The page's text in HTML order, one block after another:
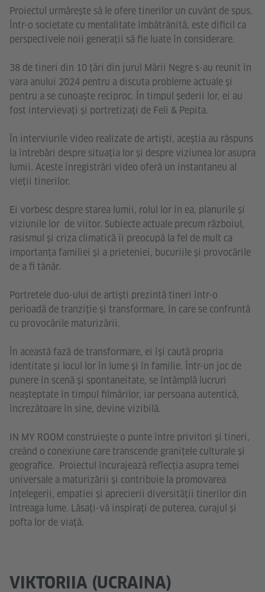
Proiectul urmărește să le ofere tinerilor un cuvânt de spus.
Într-o societate cu mentalitate îmbătrânită, este dificil ca
perspectivele noii generații să fie luate în considerare.
38 de tineri din 10 țări din jurul Mării Negre s-au reunit în
vara anului 2024 pentru a discuta probleme actuale și
pentru a se cunoaște reciproc. În timpul șederii lor, ei au
fost intervievați și portretizați de Feli & Pepita.
În interviurile video realizate de artiști, aceștia au răspuns
la întrebări despre situația lor și despre viziunea lor asupra
lumii. Aceste înregistrări video oferă un instantaneu al
vieții tinerilor.
Ei vorbesc despre starea lumii, rolul lor în ea, planurile și
viziunile lor de viitor. Subiecte actuale precum războiul,
rasismul și criza climatică îi preocupă la fel de mult ca
importanța familiei și a prieteniei, bucuriile și provocările
de a fi tânăr.
Portretele duo-ului de artiști prezintă tineri într-o
perioadă de tranziție și transformare, în care se confruntă
cu provocările maturizării.
În această fază de transformare, ei își caută propria
identitate și locul lor în lume și în familie. Într-un joc de
punere în scenă și spontaneitate, se întâmplă lucruri
neașteptate în timpul filmărilor, iar persoana autentică,
încrezătoare în sine, devine vizibilă.
IN MY ROOM construiește o punte între privitori și tineri,
creând o conexiune care transcende granițele culturale și
geografice. Proiectul încurajează reflecția asupra temei
universale a maturizării și contribuie la promovarea
înțelegerii, empatiei și aprecierii diversității tinerilor din
întreaga lume. Lăsaţi-vă inspiraţi de puterea, curajul și
pofta lor de viață.
VIKTORIIA (UCRAINA)